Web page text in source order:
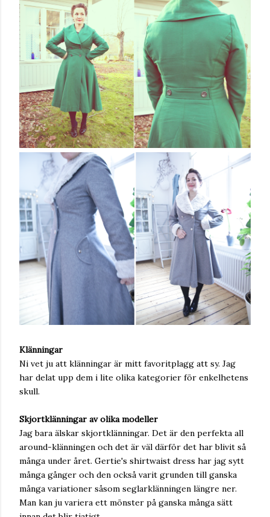
Klänningar
Ni vet ju att klänningar är mitt favoritplagg att sy. Jag
har delat upp dem i lite olika kategorier för enkelhetens
skull.
Skjortklänningar av olika modeller
Jag bara älskar skjortklänningar. Det är den perfekta all
around-klänningen och det är väl därför det har blivit så
många under året. Gertie's shirtwaist dress har jag sytt
många gånger och den också varit grunden till ganska
många variationer såsom seglarklänningen längre ner.
Man kan ju variera ett mönster på ganska många sätt